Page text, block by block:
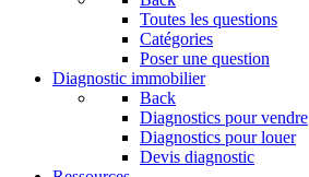
Toutes les questions
Catégories
Poser une question
Diagnostic immobilier
Back
Diagnostics pour vendre
Diagnostics pour louer
Devis diagnostic